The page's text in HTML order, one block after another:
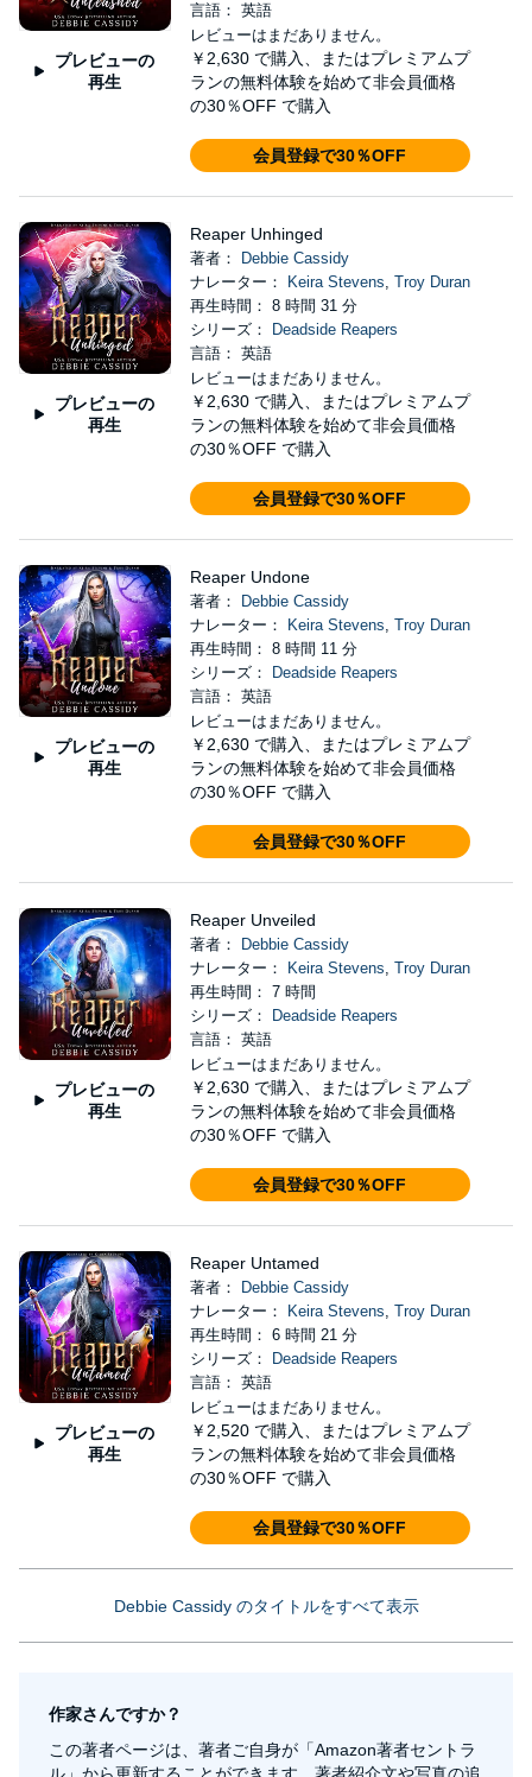
プレビューの
再生
言語： 英語
レビューはまだありません。
￥2,630 で購入、またはプレミアムプ
ランの無料体験を始めて非会員価格
の30％OFF で購入
会員登録で30％OFF
プレビューの
再生
Reaper Unhinged
著者：
Debbie Cassidy
ナレーター：
Keira Stevens, Troy Duran
再生時間： 8 時間 31 分
シリーズ：
Deadside Reapers
言語： 英語
レビューはまだありません。
￥2,630 で購入、またはプレミアムプ
ランの無料体験を始めて非会員価格
の30％OFF で購入
会員登録で30％OFF
プレビューの
再生
Reaper Undone
著者：
Debbie Cassidy
ナレーター：
Keira Stevens, Troy Duran
再生時間： 8 時間 11 分
シリーズ：
Deadside Reapers
言語： 英語
レビューはまだありません。
￥2,630 で購入、またはプレミアムプ
ランの無料体験を始めて非会員価格
の30％OFF で購入
会員登録で30％OFF
プレビューの
再生
Reaper Unveiled
著者：
Debbie Cassidy
ナレーター：
Keira Stevens, Troy Duran
再生時間： 7 時間
シリーズ：
Deadside Reapers
言語： 英語
レビューはまだありません。
￥2,630 で購入、またはプレミアムプ
ランの無料体験を始めて非会員価格
の30％OFF で購入
会員登録で30％OFF
プレビューの
再生
Reaper Untamed
著者：
Debbie Cassidy
ナレーター：
Keira Stevens, Troy Duran
再生時間： 6 時間 21 分
シリーズ：
Deadside Reapers
言語： 英語
レビューはまだありません。
￥2,520 で購入、またはプレミアムプ
ランの無料体験を始めて非会員価格
の30％OFF で購入
会員登録で30％OFF
Debbie Cassidy のタイトルをすべて表示
作家さんですか？
この著者ページは、著者ご自身が「Amazon著者セントラ